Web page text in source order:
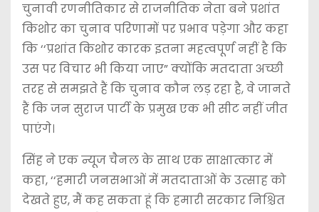
चुनावी रणनीतिकार से राजनीतिक नेता बने प्रशांत
किशोर का चुनाव परिणामों पर प्रभाव पड़ेगा और कहा
कि ‘‘प्रशांत किशोर कारक इतना महत्वपूर्ण नहीं है कि
उस पर विचार भी किया जाए” क्योंकि मतदाता अच्छी
तरह से समझते हैं कि चुनाव कौन लड़ रहा है, वे जानते
हैं कि जन सुराज पार्टी के प्रमुख एक भी सीट नहीं जीत
पाएंगे।
सिंह ने एक न्यूज चैनल के साथ एक साक्षात्कार में
कहा, ‘‘हमारी जनसभाओं में मतदाताओं के उत्साह को
देखते हुए, मैं कह सकता हूं कि हमारी सरकार निश्चित